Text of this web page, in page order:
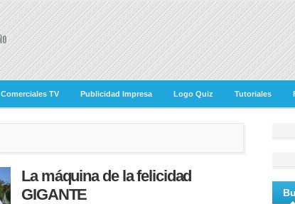
Comerciales TV Publicidad Impresa Logo Quiz Tutoriales
La máquina de la felicidad
GIGANTE